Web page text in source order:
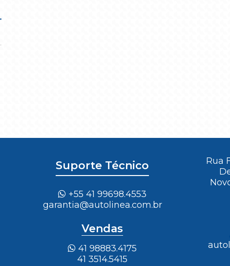
Suporte Técnico
+55 41 99698.4553
garantia@autolinea.com.br
Vendas
41 98883.4175
41 3514.5415
Rua